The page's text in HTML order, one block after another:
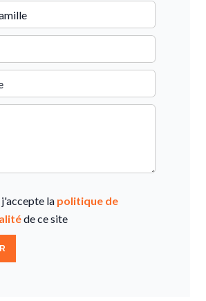
j'accepte la politique de
de ce site